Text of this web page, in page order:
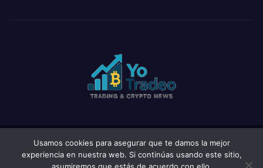
Funciona gracias a WordPress|Tema: News Click deThemeansar
Usamos cookies para asegurar que te damos la mejor
experiencia en nuestra web. Si continúas usando este sitio,